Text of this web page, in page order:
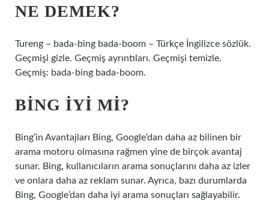
NE DEMEK?
Tureng – bada-bing bada-boom – Türkçe İngilizce sözlük.
Geçmişi gizle. Geçmiş ayrıntıları. Geçmişi temizle.
Geçmiş: bada-bing bada-boom.
BING IYI MI?
Bing’in Avantajları Bing, Google’dan daha az bilinen bir
arama motoru olmasına rağmen yine de birçok avantaj
sunar. Bing, kullanıcıların arama sonuçlarını daha az izler
ve onlara daha az reklam sunar. Ayrıca, bazı durumlarda
Bing, Google’dan daha iyi arama sonuçları sağlayabilir.